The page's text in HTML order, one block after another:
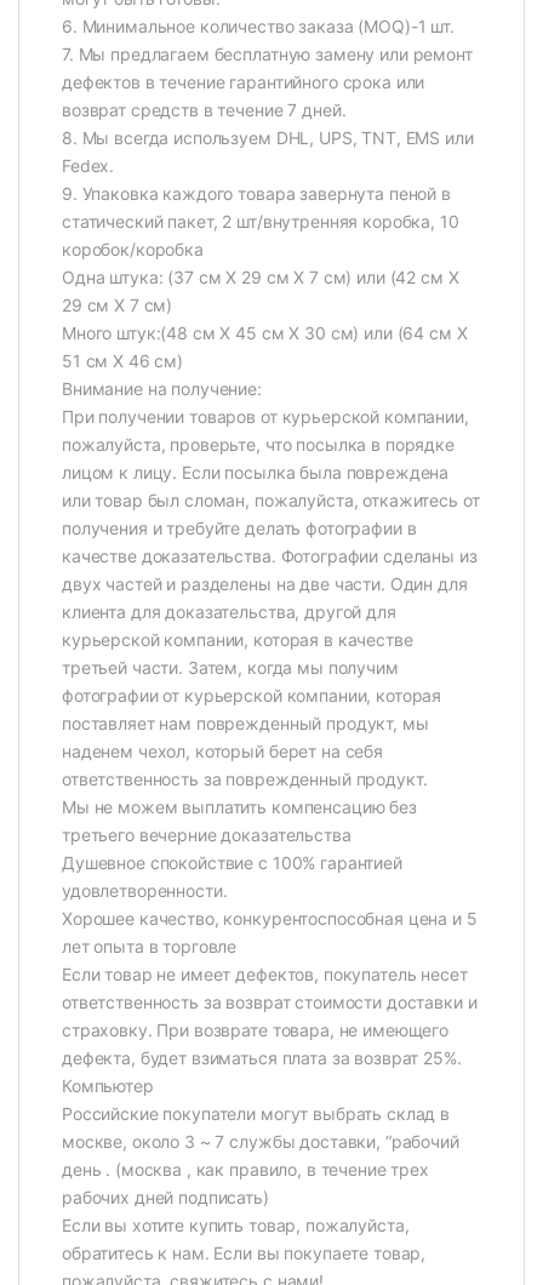
6. Минимальное количество заказа (MOQ)-1 шт.
7. Мы предлагаем бесплатную замену или ремонт
дефектов в течение гарантийного срока или
возврат средств в течение 7 дней.
8. Мы всегда используем DHL, UPS, TNT, EMS или
Fedex.
9. Упаковка каждого товара завернута пеной в
статический пакет, 2 шт/внутренняя коробка, 10
коробок/коробка
Одна штука: (37 см X 29 см X 7 см) или (42 см X
29 см X 7 см)
Много штук:(48 см X 45 см X 30 см) или (64 см X
51 см X 46 см)
Внимание на получение:
При получении товаров от курьерской компании,
пожалуйста, проверьте, что посылка в порядке
лицом к лицу. Если посылка была повреждена
или товар был сломан, пожалуйста, откажитесь от
получения и требуйте делать фотографии в
качестве доказательства. Фотографии сделаны из
двух частей и разделены на две части. Один для
клиента для доказательства, другой для
курьерской компании, которая в качестве
третьей части. Затем, когда мы получим
фотографии от курьерской компании, которая
поставляет нам поврежденный продукт, мы
наденем чехол, который берет на себя
ответственность за поврежденный продукт.
Мы не можем выплатить компенсацию без
третьего вечерние доказательства
Душевное спокойствие с 100% гарантией
удовлетворенности.
Хорошее качество, конкурентоспособная цена и 5
лет опыта в торговле
Если товар не имеет дефектов, покупатель несет
ответственность за возврат стоимости доставки и
страховку. При возврате товара, не имеющего
дефекта, будет взиматься плата за возврат 25%.
Компьютер
Российские покупатели могут выбрать склад в
москве, около 3 ~ 7 службы доставки, “рабочий
день . (москва , как правило, в течение трех
рабочих дней подписать)
Если вы хотите купить товар, пожалуйста,
обратитесь к нам. Если вы покупаете товар,